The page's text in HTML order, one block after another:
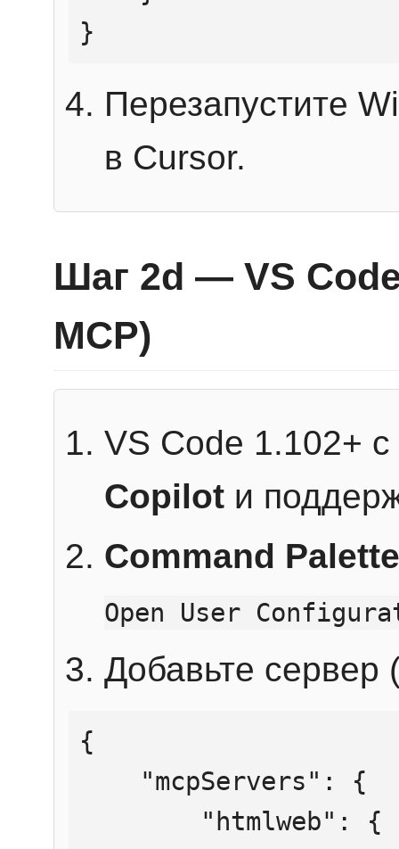
}
Перезапустите
в Cursor.
Шаг 2d — VS
MCP)
VS Code 1.102+
Copilot и
Command Palette
Open User
Добавьте сервер
{